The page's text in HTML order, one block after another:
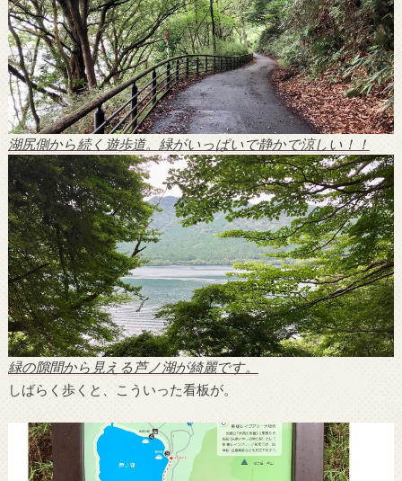
湖尻側から続く遊歩道。緑がいっぱいで静かで涼しい！！
緑の隙間から見える芦ノ湖が綺麗です。
しばらく歩くと、こういった看板が。